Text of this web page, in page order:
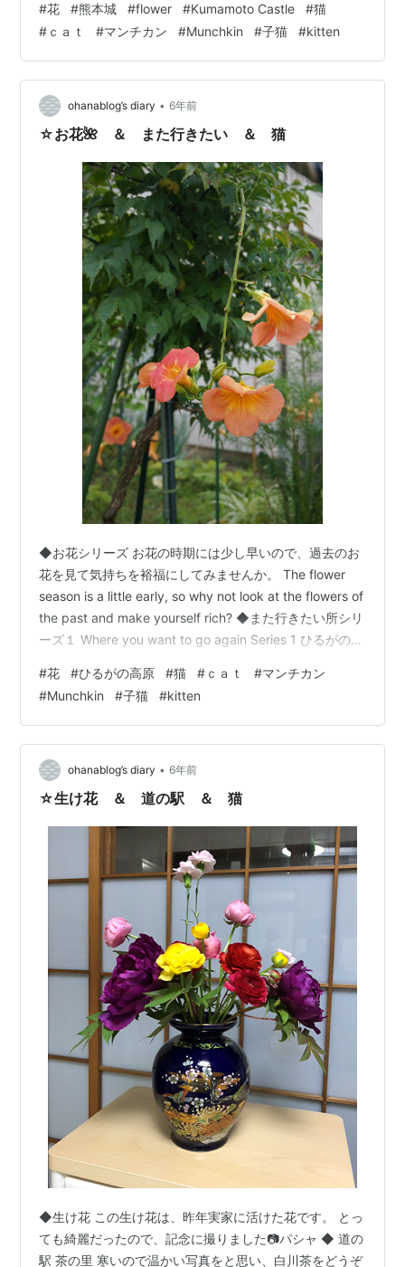
くことで、少しでも復興の応援になれば！ It was
Kumamoto Castle, which was destroyed by the
Kumamoto …
#花 #熊本城 #flower #Kumamoto Castle #猫
# ｃａｔ #マンチカン #Munchkin #子猫 #kitten
ohanablog’s diary • 6年前
☆お花🌺 ＆ また行きたい ＆ 猫
◆お花シリーズ お花の時期には少し早いので、過去のお
花を見て気持ちを裕福にしてみませんか。 The flower
season is a little early, so why not look at the flowers of
the past and make yourself rich? ◆また行きたい所シリ
ーズ１ Where you want to go again Series 1 ひるがの高
Japan) ハートマークが可愛い💗 The heart mark is cute
💗 とっても奇麗でした…
#花 #ひるがの高原 #猫 # ｃａｔ #マンチカン
#Munchkin #子猫 #kitten
ohanablog’s diary • 6年前
☆生け花 ＆ 道の駅 ＆ 猫
◆生け花 この生け花は、昨年実家に活けた花です。 とっ
ても綺麗だったので、記念に撮りました📷パシャ ◆ 道の
駅 茶の里 寒いので温かい写真をと思い、白川茶をどうぞ